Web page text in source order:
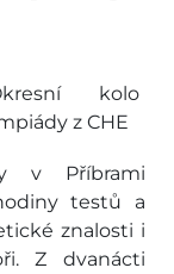
v Příbrami
testů a
znalosti i
Z dvanácti